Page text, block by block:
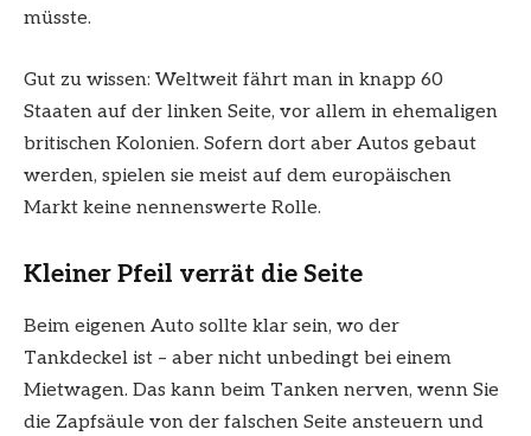
müsste.
Gut zu wissen: Weltweit fährt man in knapp 60
Staaten auf der linken Seite, vor allem in ehemaligen
britischen Kolonien. Sofern dort aber Autos gebaut
werden, spielen sie meist auf dem europäischen
Markt keine nennenswerte Rolle.
Kleiner Pfeil verrät die Seite
Beim eigenen Auto sollte klar sein, wo der
Tankdeckel ist – aber nicht unbedingt bei einem
Mietwagen. Das kann beim Tanken nerven, wenn Sie
die Zapfsäule von der falschen Seite ansteuern und